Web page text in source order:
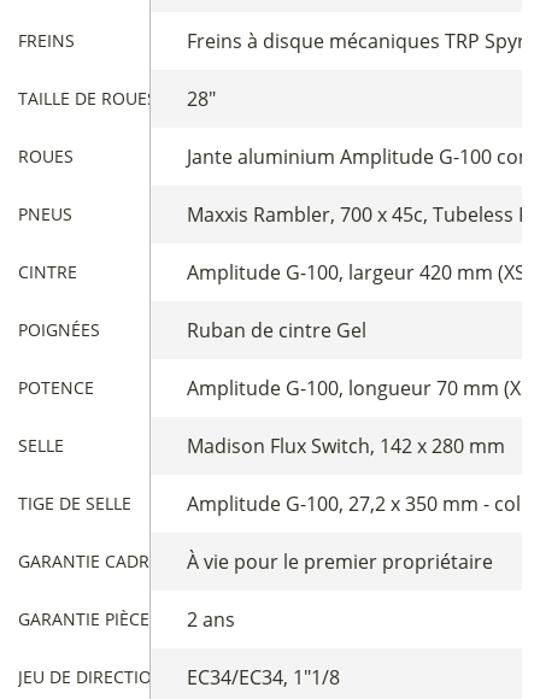
FREINS Freins à disque mécaniques TRP
TAILLE DE ROUES 28"
ROUES Jante aluminium Amplitude G-100
PNEUS Maxxis Rambler, 700 x 45c, Tubeless
CINTRE Amplitude G-100, largeur 420 mm (XS)
POIGNÉES Ruban de cintre Gel
POTENCE Amplitude G-100, longueur 70 mm
SELLE Madison Flux Switch, 142 x 280 mm
TIGE DE SELLE Amplitude G-100, 27,2 x 350 mm -
GARANTIE CADRE À vie pour le premier propriétaire
GARANTIE PIÈCES 2 ans
JEU DE DIRECTION EC34/EC34, 1"1/8